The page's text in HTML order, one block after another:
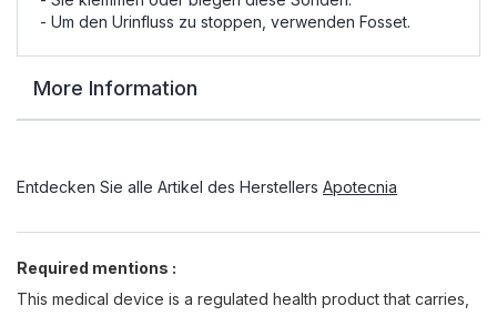
- Um den Urinfluss zu stoppen, verwenden Fosset.
More Information
Entdecken Sie alle Artikel des Herstellers Apotecnia
Required mentions :
This medical device is a regulated health product that carries,